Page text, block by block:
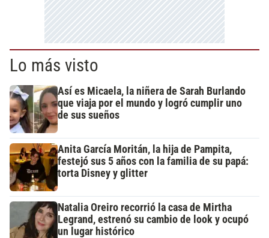
Lo más visto
Así es Micaela, la niñera de Sarah Burlando
que viaja por el mundo y logró cumplir uno
de sus sueños
Anita García Moritán, la hija de Pampita,
festejó sus 5 años con la familia de su papá:
torta Disney y glitter
Natalia Oreiro recorrió la casa de Mirtha
Legrand, estrenó su cambio de look y ocupó
un lugar histórico